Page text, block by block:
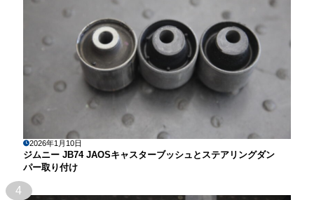
2026年1月10日
ジムニー JB74 JAOSキャスターブッシュとステアリングダン
パー取り付け
4